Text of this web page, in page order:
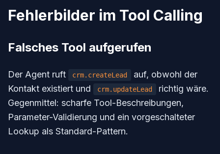
Fehlerbilder im Tool Calling
Falsches Tool aufgerufen
Der Agent ruft crm.createLead
auf, obwohl der
Kontakt existiert und
crm.updateLead
richtig wäre.
Gegenmittel: scharfe Tool-Beschreibungen,
Parameter-Validierung und ein vorgeschalteter
Lookup als Standard-Pattern.